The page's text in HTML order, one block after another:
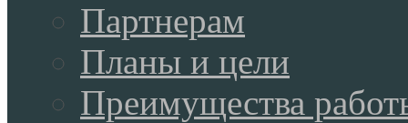
Партнерам
Планы и цели
Преимущества